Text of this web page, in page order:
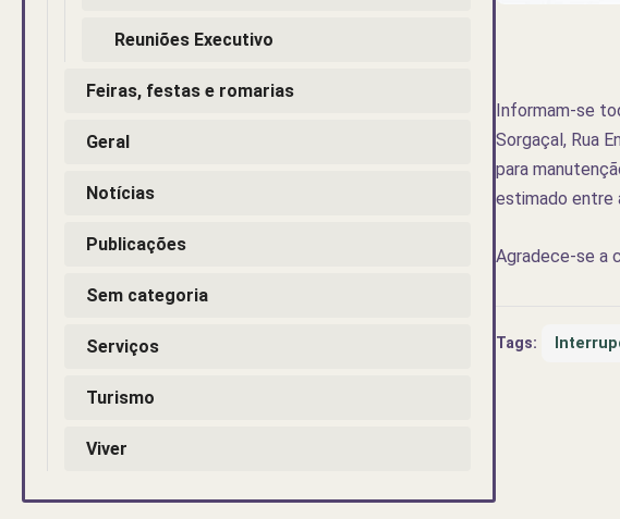
Informam-se
Sorgaçal, Rua
para
estimado entre
Agradece-se a
Tags:
Reuniões Executivo
Feiras, festas e romarias
Geral
Notícias
Publicações
Sem categoria
Serviços
Turismo
Viver